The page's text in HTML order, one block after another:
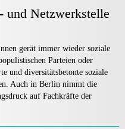
und Netzwerkstelle
gerät immer wieder soziale
Parteien oder
und diversitätsbetonte soziale
Auch in Berlin nimmt die
auf Fachkräfte der